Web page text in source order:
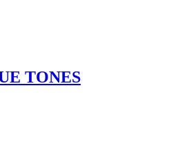
TONES